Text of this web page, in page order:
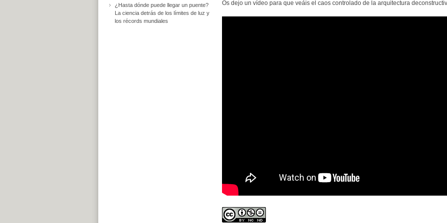
Os dejo un vídeo para que veáis el caos controlado de la arquitectura
¿Hasta dónde puede llegar un puente?
La ciencia detrás de los límites de luz y
los récords mundiales